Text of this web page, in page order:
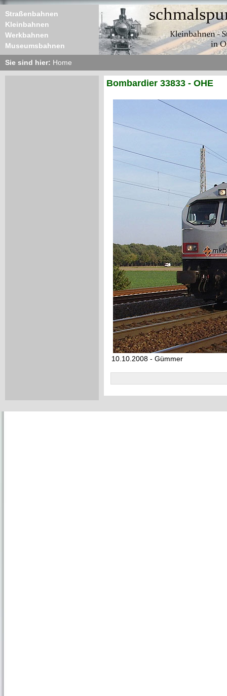
Straßenbahnen
Kleinbahnen
Werkbahnen
Museumsbahnen
Sie sind hier: Home
Bombardier 33833 - OHE
10.10.2008 - Gümmer